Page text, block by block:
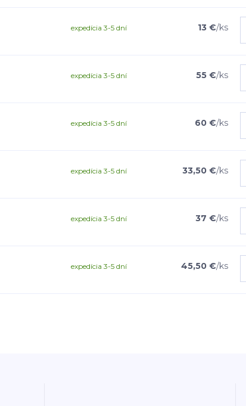
13 €/ks
expedícia 3-5 dní
55 €/ks
expedícia 3-5 dní
60 €/ks
expedícia 3-5 dní
33,50 €/ks
expedícia 3-5 dní
37 €/ks
expedícia 3-5 dní
45,50 €/ks
expedícia 3-5 dní